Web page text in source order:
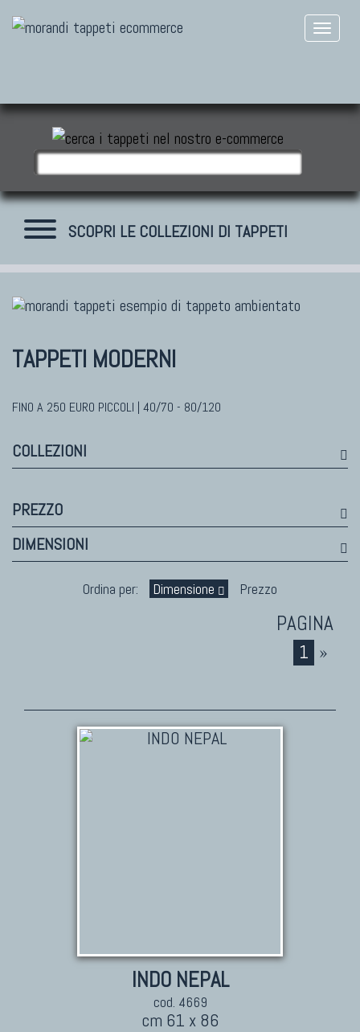
SCOPRI LE COLLEZIONI DI TAPPETI
TAPPETI MODERNI
Himalayan
Kala Laie
Tappeti Moderni Collezione Morandi
TAPPETI DI DESIGN D'ARTE
Marco Nereo Rotelli
Daniela Marchetti
Collezione Hyderabad
Collezione Peshawar
TAPPETI MODERNI
FINO A 250 EURO PICCOLI | 40/70 - 80/120
COLLEZIONI
PREZZO
DIMENSIONI
Ordina per: Dimensione Prezzo
1 »
INDO NEPAL
cod. 4669
cm 61 x 86